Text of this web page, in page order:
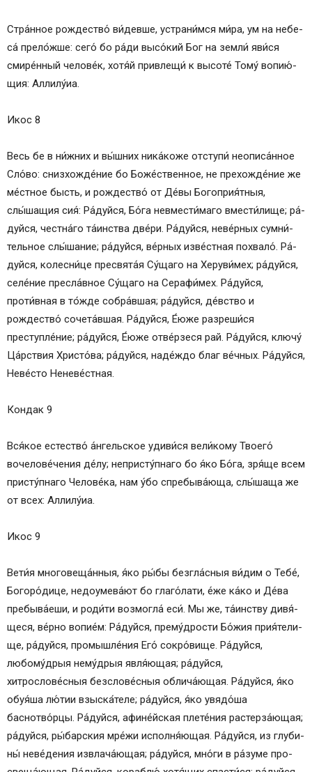
Стра́н­ное рождество́ ви́­дев­ше, устра­ни́м­ся ми́­ра, ум на не­бе­
са́ прело́жше: се­го́ бо ра́­ди высо́кий Бог на зем­ли́ яви́­ся
смире́нный че­ло­ве́к, хо­тя́й привлещи́ к вы­со­те́ Тому́ во­пию́­
щия: Алли­лу́иа.
Икос 8
Весь бе в ни́ж­них и вы́ш­них ни­ка́­ко­же от­сту­пи́ не­опи­са́н­ное
Сло́­во: снизхожде́ние бо Бо­же́ст­вен­ное, не прехожде́ние же
ме́стное бысть, и рождество́ от Де́­вы Богоприя́тныя,
слы́шащия сия́: Ра́­дуй­ся, Бо́­га не­вме­сти́­ма­го вмес­ти́­ли­ще; ра́­
дуй­ся, честна́го та́инства две́ри. Ра́­дуй­ся, не­ве́р­ных су­мни́­
тель­ное слы́­ша­ние; ра́­дуй­ся, ве́р­ных из­ве́ст­ная по­хва­ло́. Ра́­
дуй­ся, колесни́це пре­свя­та́я Су́щаго на Херуви́мех; ра́­дуй­ся,
се­ле́­ние пре­сла́в­ное Су́щаго на Серафи́мех. Ра́­дуй­ся,
проти́вная в то́жде собра́вшая; ра́­дуй­ся, де́вство и
рождество́ сочета́вшая. Ра́­дуй­ся, Е́ю­же разреши́ся
преступле́ние; ра́­дуй­ся, Е́ю­же отве́рзеся рай. Ра́­дуй­ся, ключу́
Ца́рст­вия Хри­сто́­ва; ра́­дуй­ся, на­де́ж­до благ ве́ч­ных. Ра́­дуй­ся,
Не­ве́с­то Не­не­ве́ст­ная.
Кондак 9
Вся́­кое ес­тес­тво́ а́н­гель­ское уди­ви́­ся ве­ли́­кому Тво­его́
вочелове́чения де́лу; непристу́пнаго бо я́ко Бо́­га, зря́ще всем
присту́пнаго Че­ло­ве́­ка, нам у́бо спребыва́юща, слы́шаща же
от всех: Алли­лу́иа.
Икос 9
Ве­ти́я мно­го­ве­ща́н­ныя, я́ко ры́­бы без­гла́с­ныя ви́­дим о Те­бе́,
Бо­го­ро́­ди­це, недоумева́ют бо гла­го́­ла­ти, е́же ка́­ко и Де́ва
пре­бы­ва́е­ши, и роди́ти возмогла́ еси́. Мы же, та́ин­ству ди­вя́­
ще­ся, ве́р­но во­пи­е́м: Ра́­дуй­ся, пре­му́д­ро­сти Бо́­жия при­я́те­ли­
ще, ра́­дуй­ся, про­мыш­ле́­ния Его́ со­кро́­ви­ще. Ра́­дуй­ся,
любому́дрыя нему́дрыя яв­ля́ю­щая; ра́­дуй­ся,
хитрослове́сныя безслове́сныя об­ли­ча́ю­щая. Ра́­дуй­ся, я́ко
обуя́ша лю́тии взыска́теле; ра́­дуй­ся, я́ко увядо́ша
баснотво́рцы. Ра́­дуй­ся, афине́йская плете́ния рас­тер­за́ю­щая;
ра́­дуй­ся, ры́барския мре́жи исполня́ющая. Ра́­дуй­ся, из глу­би­
ны́ неве́дения извлача́ющая; ра́­дуй­ся, мно́ги в ра́зуме про­